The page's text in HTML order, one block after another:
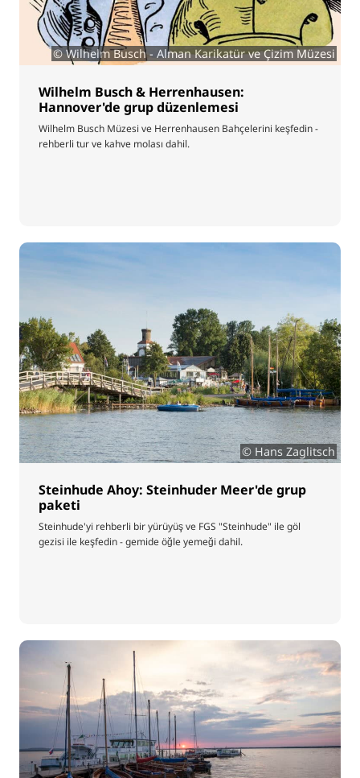
© Wilhelm Busch - Alman Karikatür ve Çizim Müzesi
Wilhelm Busch & Herrenhausen:
Hannover'de grup düzenlemesi
Wilhelm Busch Müzesi ve Herrenhausen Bahçelerini keşfedin -
rehberli tur ve kahve molası dahil.
© Hans Zaglitsch
Steinhude Ahoy: Steinhuder Meer'de grup
paketi
Steinhude'yi rehberli bir yürüyüş ve FGS "Steinhude" ile göl
gezisi ile keşfedin - gemide öğle yemeği dahil.